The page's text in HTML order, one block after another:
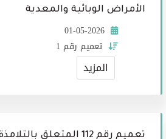
الأمراض الوبائية والمعدية
01-05-2026
تعميم رقم 1
المزيد
تعميم رقم 112 المتعلق